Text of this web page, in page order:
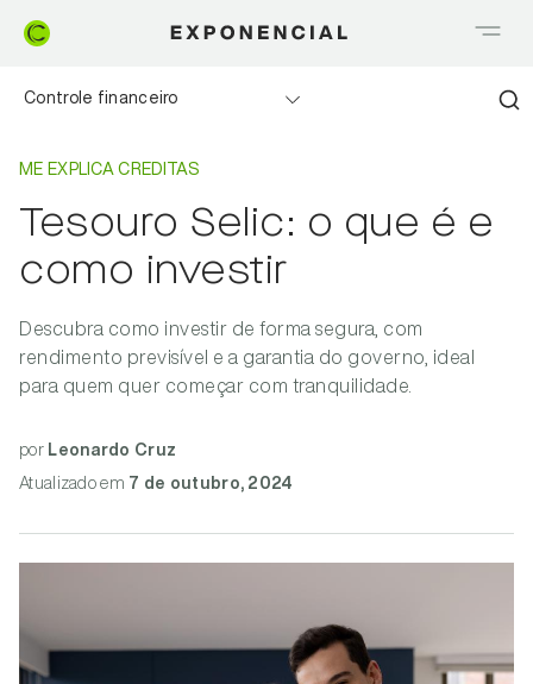
Controle financeiro
Realizando sonhos
Saia do Vermelho
Tudo sobre Crédito
Home Me explica Creditas
ME EXPLICA CREDITAS
Tesouro Selic: o que é e
como investir
Descubra como investir de forma segura, com
rendimento previsível e a garantia do governo, ideal
para quem quer começar com tranquilidade.
por Leonardo Cruz
Atualizado em 7 de outubro, 2024